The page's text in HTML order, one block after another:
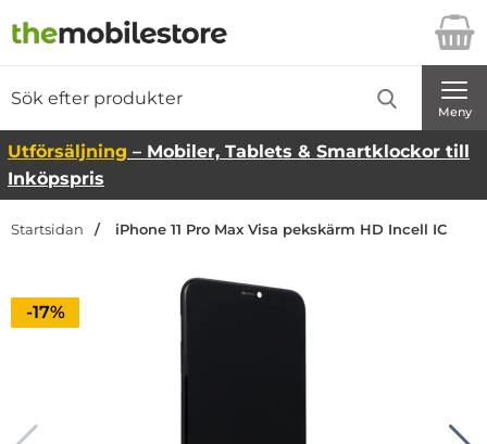
Startsidan för Danira Telecom AB
Meny
Utförsäljning – Mobiler, Tablets & Smartklockor till
Inköpspris
Startsidan iPhone 11 Pro Max Visa pekskärm HD Incell IC
Priset är nedsatt med
-17%